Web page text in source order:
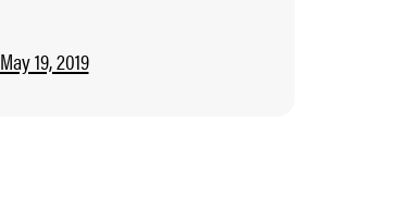
May 19, 2019